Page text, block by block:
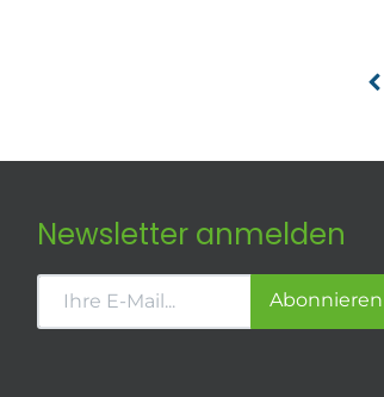
Newsletter anmelden
Abonnieren